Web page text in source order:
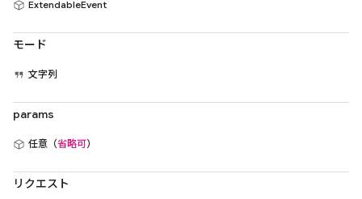
ExtendableEvent
モード
文字列
params
任意（省略可）
リクエスト